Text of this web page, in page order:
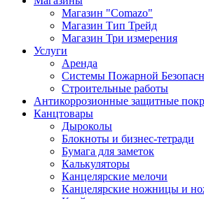
Магазин "Comazo"
Магазин Тип Трейд
Магазин Три измерения
Услуги
Аренда
Системы Пожарной
Строительные работы
Антикоррозионные защитные
Канцтовары
Дыроколы
Блокноты и бизнес-тетради
Бумага для заметок
Калькуляторы
Канцелярские мелочи
Канцелярские ножницы и